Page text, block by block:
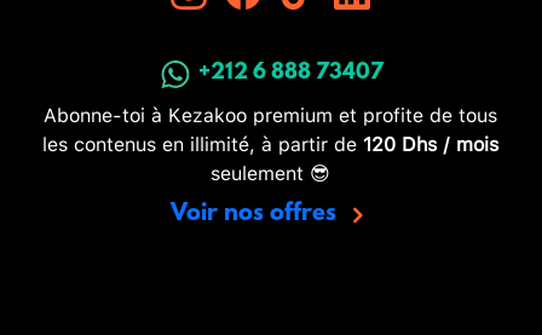
+212 6 888 73407
Abonne-toi à Kezakoo premium et profite de tous
les contenus en illimité, à partir de 120 Dhs / mois
seulement 😎
Voir nos offres